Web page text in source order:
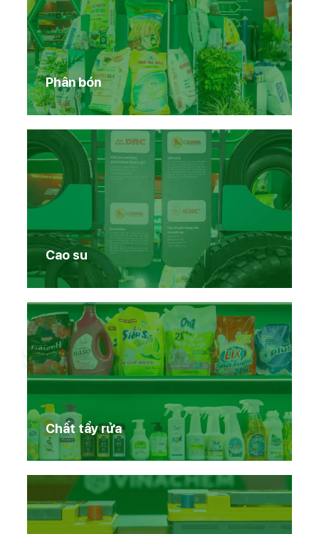
Trang chủ Sản phẩm Vinachem
Sản phẩm Vinachem
Phân bón
Cao su
Chất tẩy rửa